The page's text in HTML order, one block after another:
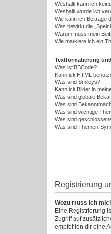
Weshalb kann ich
Weshalb wurde ich
Wie kann ich Beiträge
Was bewirkt die
Warum muss mein
Wie markiere ich ein
Textformatierung
Was ist BBCode?
Kann ich HTML
Was sind Smileys?
Kann ich Bilder in
Was sind globale
Was sind
Was sind wichtige
Was sind
Was sind Themen-
Registrierung
Wozu muss ich
Eine Registrierung
Zugriff auf
empfehlen dir eine